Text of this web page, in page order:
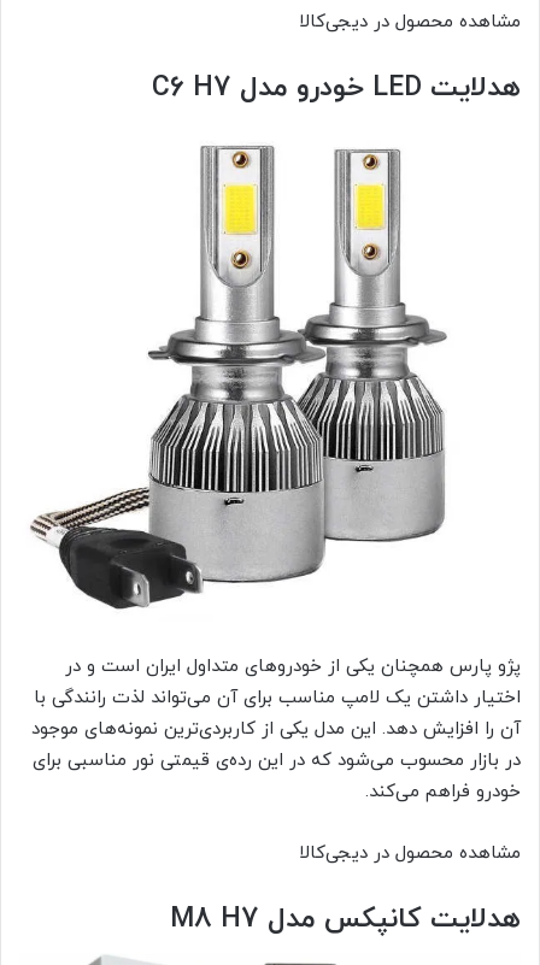
مشاهده محصول در دیجی‌کالا
هدلایت LED خودرو مدل C6 H7
پژو پارس همچنان یکی از خودروهای متداول ایران است و در
اختیار داشتن یک لامپ مناسب برای آن می‌تواند لذت رانندگی با
آن را افزایش دهد. این مدل یکی از کاربردی‌ترین نمونه‌های موجود
در بازار محسوب می‌شود که در این رده‌ی قیمتی نور مناسبی برای
خودرو فراهم می‌کند.
مشاهده محصول در دیجی‌کالا
هدلایت کانپکس مدل M8 H7